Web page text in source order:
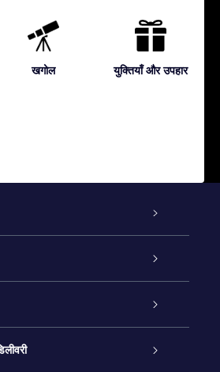
खगोल युक्तियाँ और उपहार